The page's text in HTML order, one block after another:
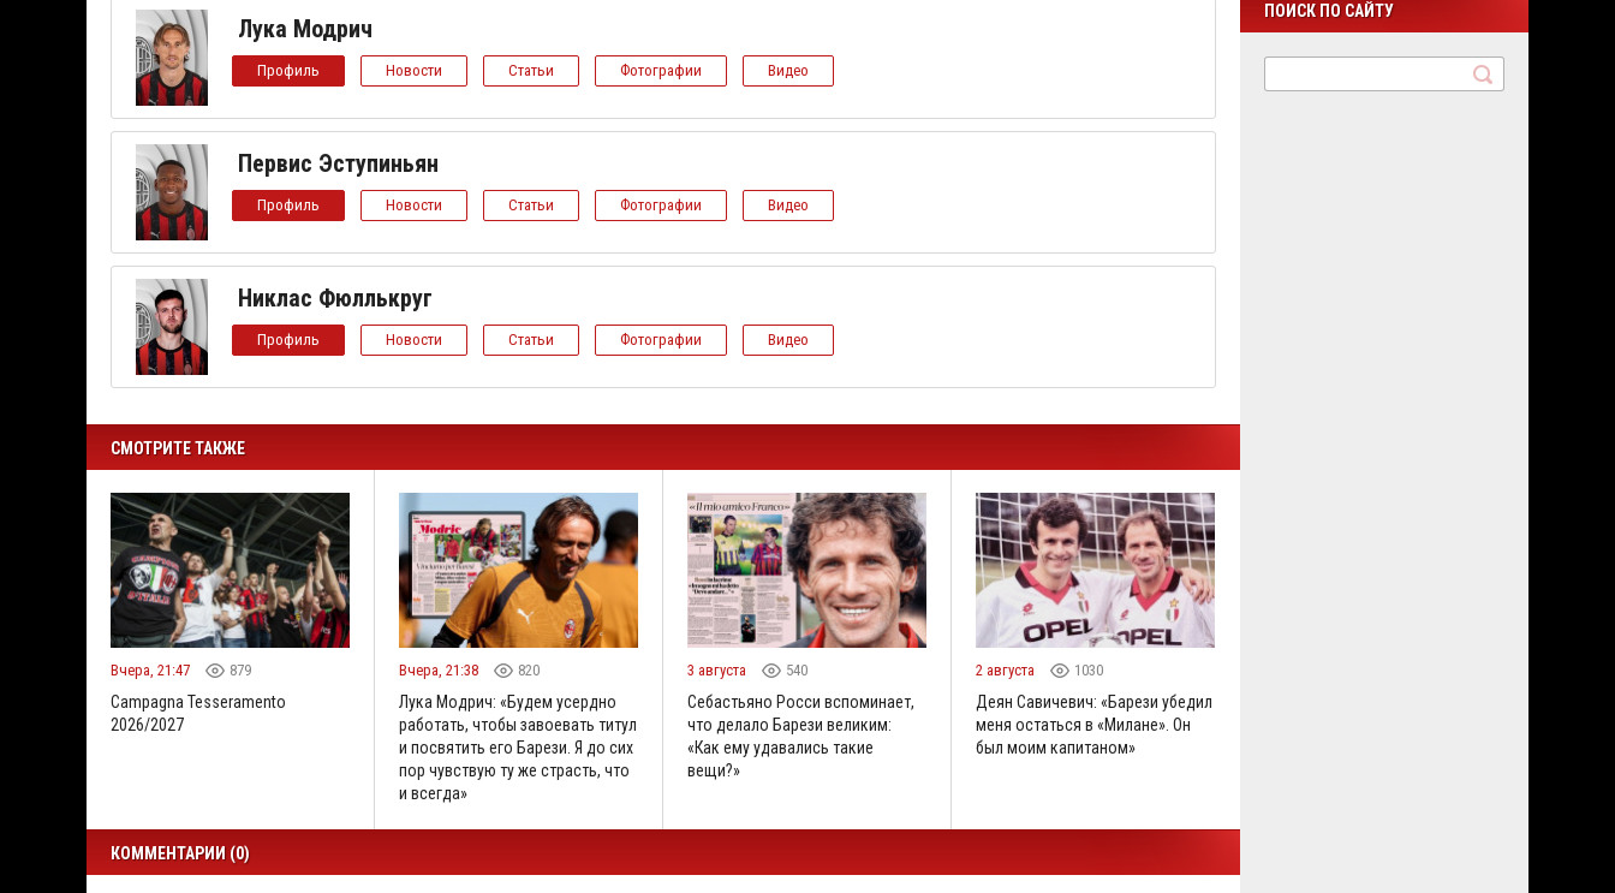
Лука Модрич
Профиль Новости Статьи Фотографии Видео
Первис Эступиньян
Профиль Новости Статьи Фотографии Видео
Никлас Фюллькруг
Профиль Новости Статьи Фотографии Видео
СМОТРИТЕ ТАКЖЕ
Вчера, 21:47 879
Campagna Tesseramento
2026/2027
Вчера, 21:38 820
Лука Модрич: «Будем усердно
работать, чтобы завоевать титул
и посвятить его Барези. Я до сих
пор чувствую ту же страсть, что
и всегда»
3 августа 540
Себастьяно Росси вспоминает,
что делало Барези великим:
«Как ему удавались такие
вещи?»
2 августа 1030
Деян Савичевич: «Барези убедил
меня остаться в «Милане». Он
был моим капитаном»
КОММЕНТАРИИ (0)
ПОИСК ПО САЙТУ